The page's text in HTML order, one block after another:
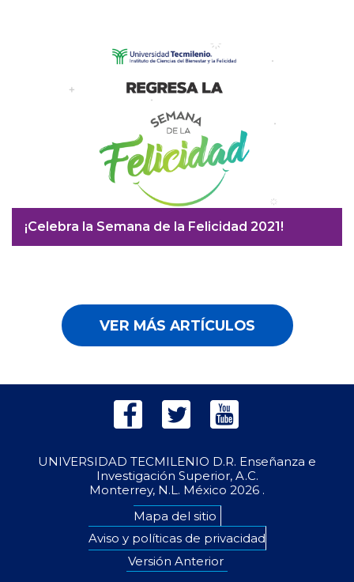
¡Celebra la Semana de la Felicidad 2021!
VER MÁS ARTÍCULOS
UNIVERSIDAD TECMILENIO D.R. Enseñanza e
Investigación Superior, A.C.
Monterrey, N.L. México 2026 .
Mapa del sitio
Aviso y políticas de privacidad
Versión Anterior